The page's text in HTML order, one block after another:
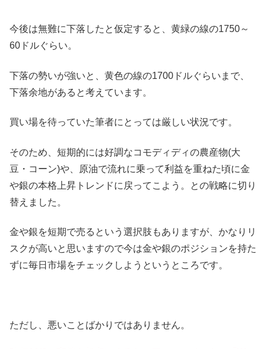
今後は無難に下落したと仮定すると、黄緑の線の1750～
60ドルぐらい。
下落の勢いが強いと、黄色の線の1700ドルぐらいまで、
下落余地があると考えています。
買い場を待っていた筆者にとっては厳しい状況です。
そのため、短期的には好調なコモディディの農産物(大
豆・コーン)や、原油で流れに乗って利益を重ねた頃に金
や銀の本格上昇トレンドに戻ってこよう。との戦略に切り
替えました。
金や銀を短期で売るという選択肢もありますが、かなりリ
スクが高いと思いますので今は金や銀のポジションを持た
ずに毎日市場をチェックしようというところです。
ただし、悪いことばかりではありません。